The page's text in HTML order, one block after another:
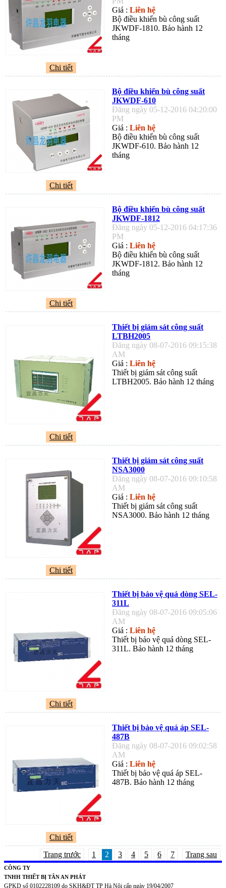
Giá : Liên hệ
Bộ điều khiển bù công suất
JKWDF-1810. Bảo hành 12
tháng
Chi tiết
Bộ điều khiển bù công suất
JKWDF-610
Đăng ngày 05-12-2016 04:20:00
PM
Giá : Liên hệ
Bộ điều khiển bù công suất
JKWDF-610. Bảo hành 12
tháng
Chi tiết
Bộ điều khiển bù công suất
JKWDF-1812
Đăng ngày 05-12-2016 04:17:36
PM
Giá : Liên hệ
Bộ điều khiển bù công suất
JKWDF-1812. Bảo hành 12
tháng
Chi tiết
Thiết bị giám sát công suất
LTBH2005
Đăng ngày 08-07-2016 09:15:38
AM
Giá : Liên hệ
Thiết bị giám sát công suất
LTBH2005. Bảo hành 12 tháng
Chi tiết
Thiết bị giám sát công suất
NSA3000
Đăng ngày 08-07-2016 09:10:58
AM
Giá : Liên hệ
Thiết bị giám sát công suất
NSA3000. Bảo hành 12 tháng
Chi tiết
Thiết bị bảo vệ quá dòng SEL-
311L
Đăng ngày 08-07-2016 09:05:06
AM
Giá : Liên hệ
Thiết bị bảo vệ quá dòng SEL-
311L. Bảo hành 12 tháng
Chi tiết
Thiết bị bảo vệ quá áp SEL-
487B
Đăng ngày 08-07-2016 09:02:58
AM
Giá : Liên hệ
Thiết bị bảo vệ quá áp SEL-
487B. Bảo hành 12 tháng
Chi tiết
Trang trước
1 2 3 4 5 6 7 Trang sau
CÔNG TY
TNHH THIẾT BỊ TÂN AN PHÁT
GPKD số 0102228109 do SKH&ĐT TP Hà Nội cấp ngày 19/04/2007